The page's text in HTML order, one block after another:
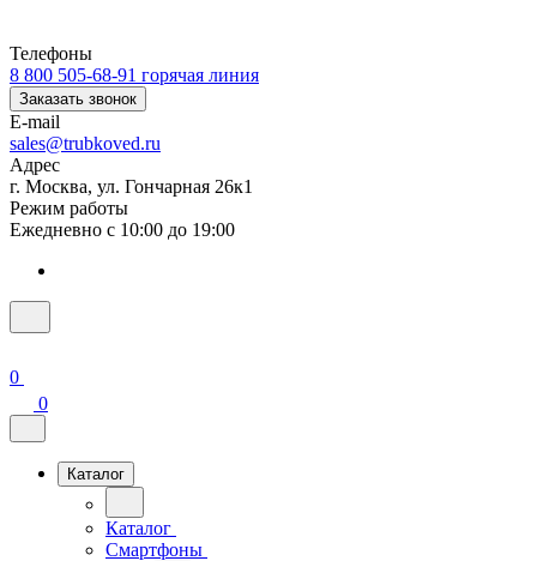
Телефоны
8 800 505-68-91 горячая линия
Заказать звонок
E-mail
sales@trubkoved.ru
Адрес
г. Москва, ул. Гончарная 26к1
Режим работы
Ежедневно с 10:00 до 19:00
0
0
Каталог
Каталог
Смартфоны